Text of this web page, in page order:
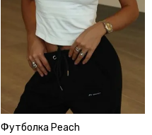
Футболка Peach